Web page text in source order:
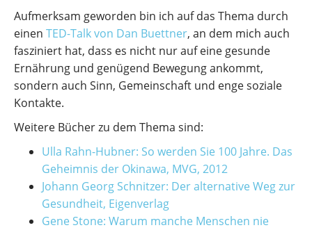
Aufmerksam geworden bin ich auf das Thema durch
einen TED-Talk von Dan Buettner, an dem mich auch
fasziniert hat, dass es nicht nur auf eine gesunde
Ernährung und genügend Bewegung ankommt,
sondern auch Sinn, Gemeinschaft und enge soziale
Kontakte.
Weitere Bücher zu dem Thema sind:
Ulla Rahn-Hubner: So werden Sie 100 Jahre. Das
Geheimnis der Okinawa, MVG, 2012
Johann Georg Schnitzer: Der alternative Weg zur
Gesundheit, Eigenverlag
Gene Stone: Warum manche Menschen nie